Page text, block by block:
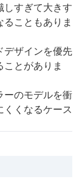
しすぎて大きす
こともありま
デザインを優先
とがありま
ーのモデルを衝
くなるケース